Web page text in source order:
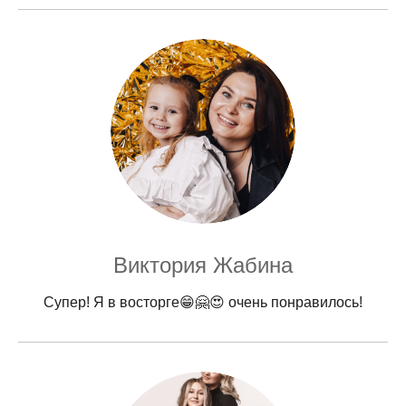
Виктория Жабина
Супер! Я в восторге😁🤗😍 очень понравилось!